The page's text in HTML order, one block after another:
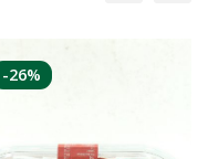
-26%